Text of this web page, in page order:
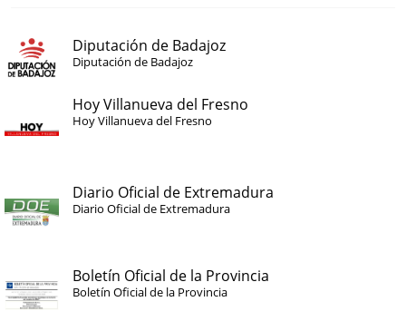
Diputación de Badajoz
Diputación de Badajoz
Hoy Villanueva del Fresno
Hoy Villanueva del Fresno
Diario Oficial de Extremadura
Diario Oficial de Extremadura
Boletín Oficial de la Provincia
Boletín Oficial de la Provincia